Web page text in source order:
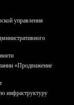
управления
«Продвижение
инфраструктуру